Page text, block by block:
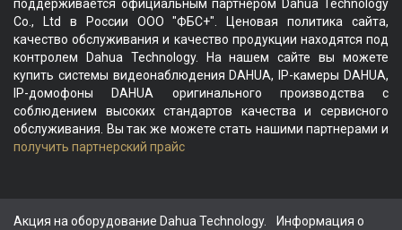
поддерживается официальным партнером Dahua Technology
Co., Ltd в России ООО "ФБС+". Ценовая политика сайта,
качество обслуживания и качество продукции находятся под
контролем Dahua Technology. На нашем сайте вы можете
купить системы видеонаблюдения DAHUA, IP-камеры DAHUA,
IP-домофоны DAHUA оригинального производства с
соблюдением высоких стандартов качества и сервисного
обслуживания. Вы так же можете стать нашими партнерами и
получить партнерский прайс
Акция на оборудование Dahua Technology. Информация о